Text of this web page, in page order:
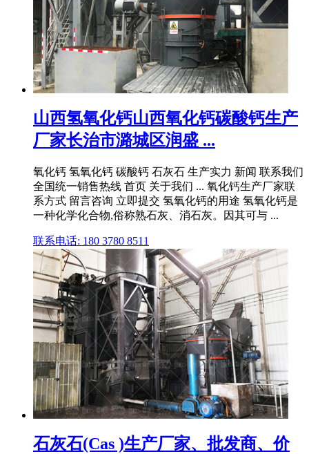
山西氢氧化钙山西氧化钙碳酸钙生产
厂家长治市潞城区润盛 ...
氧化钙 氢氧化钙 碳酸钙 石灰石 生产实力 新闻 联系我们
全国统一销售热线 首页 关于我们 ... 氧化钙生产厂家联
系方式 留言咨询 立即提交 氢氧化钙的用途 氢氧化钙是
一种化学化合物,俗称熟石灰、消石灰。因其可与 ...
联系电话: 180 3780 8511
石灰石(Cas )生产厂家、批发商、价